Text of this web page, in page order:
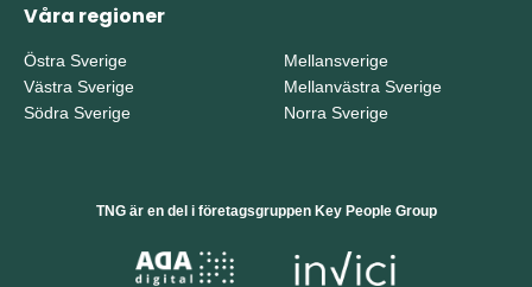
Våra regioner
Östra Sverige
Västra Sverige
Södra Sverige
Mellansverige
Mellanvästra Sverige
Norra Sverige
TNG är en del i företagsgruppen Key People Group